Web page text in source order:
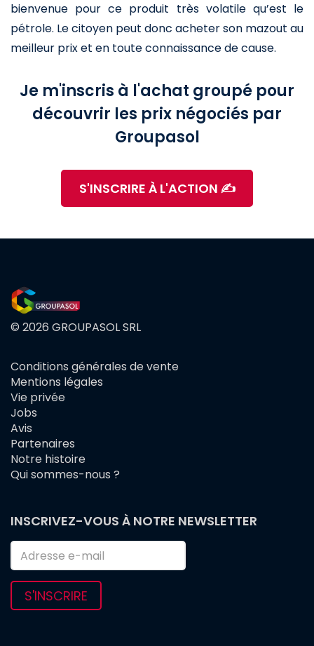
bienvenue pour ce produit très volatile qu’est le
pétrole. Le citoyen peut donc acheter son mazout au
meilleur prix et en toute connaissance de cause.
Je m'inscris à l'achat groupé pour
découvrir les prix négociés par
Groupasol
S'INSCRIRE À L'ACTION ✍️
© 2026 GROUPASOL SRL
FOOTER
MENU
Conditions générales de vente
Mentions légales
Vie privée
Jobs
Avis
Partenaires
Notre histoire
Qui sommes-nous ?
INSCRIVEZ-VOUS À NOTRE NEWSLETTER
S'INSCRIRE